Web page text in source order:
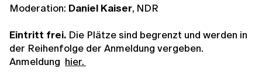
Moderation: Daniel Kaiser, NDR
Eintritt frei. Die Plätze sind begrenzt und werden in
der Reihenfolge der Anmeldung vergeben.
Anmeldung hier.